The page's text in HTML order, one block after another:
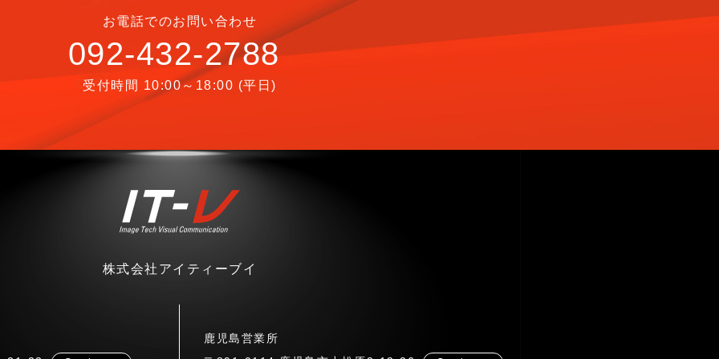
お電話でのお問い合わせ
092-432-2788
受付時間 10:00～18:00 (平日)
株式会社アイティーブイ
鹿児島営業所